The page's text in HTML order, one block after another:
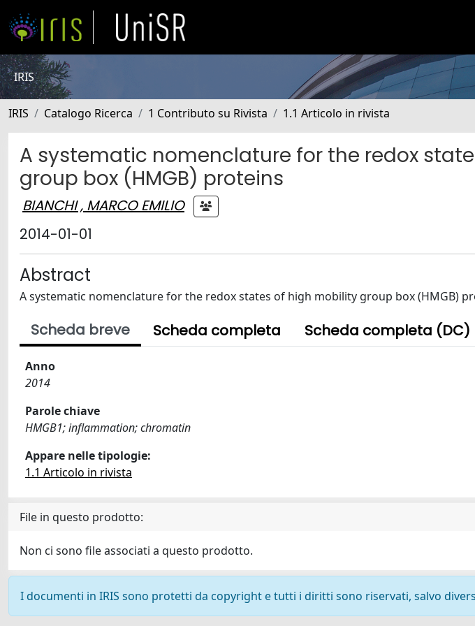
IRIS
IRIS Catalogo Ricerca 1 Contributo su Rivista 1.1 Articolo in rivista
A systematic nomenclature for the redox
group box (HMGB) proteins
BIANCHI , MARCO EMILIO
2014-01-01
Abstract
A systematic nomenclature for the redox states of high mobility group box (HMGB)
Scheda breve Scheda completa Scheda completa (DC)
Anno
2014
Parole chiave
HMGB1; inflammation; chromatin
Appare nelle tipologie:
1.1 Articolo in rivista
File in questo prodotto:
Non ci sono file associati a questo prodotto.
I documenti in IRIS sono protetti da copyright e tutti i diritti sono riservati, salvo